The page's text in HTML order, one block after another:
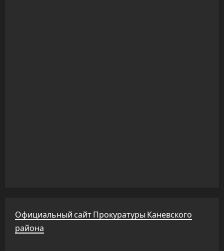
Официальный сайт Прокуратуры Каневского
района